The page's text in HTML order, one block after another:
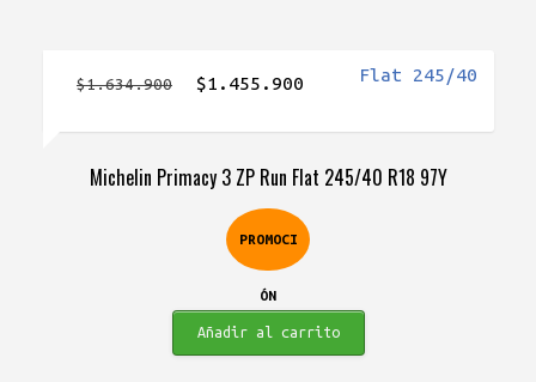
Michelin Primacy 3 ZP Run Flat 245/40 R18 97Y
PROMOCI
ÓN
$1.634.900
El
era:
$1.634.900.
$1.455.900El
es:
$1.455.900.
Añadir al carrito